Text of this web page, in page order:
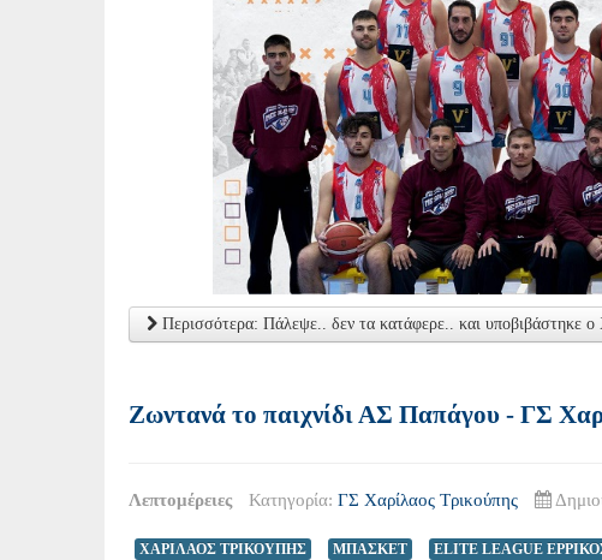
Περισσότερα: Πάλεψε.. δεν τα κατάφερε.. και υποβιβάστηκε ο
Ζωντανά το παιχνίδι ΑΣ Παπάγου - ΓΣ
Λεπτομέρειες Κατηγορία: ΓΣ Χαρίλαος Τρικούπης
ΧΑΡΙΛΑΟΣ ΤΡΙΚΟΥΠΗΣ ΜΠΑΣΚΕΤ ELITE LEAGUE